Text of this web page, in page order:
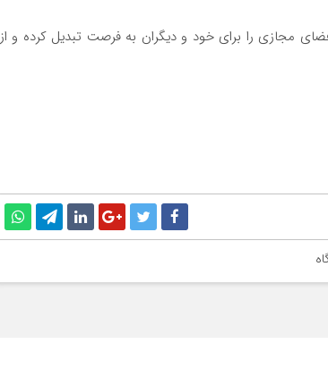
فضای مجازی را برای خود و دیگران به فرصت تبدیل کرده و از